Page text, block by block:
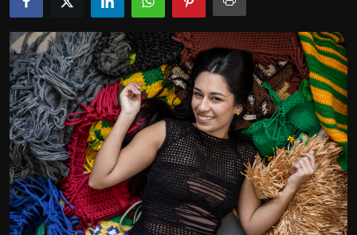
ESPIRITO SANTO
Economia
Cultura
Internacional
APOIE
Educação